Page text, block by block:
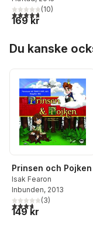
västkusten
4,7utav 5 stjärnor.
(10)
169 kr
Du kanske
Prinsen och Pojken
Isak Fearon
Inbunden, 2013
3,7utav 5 stjärnor.
(3)
149 kr